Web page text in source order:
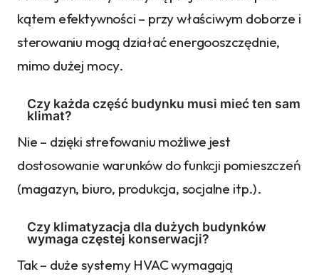
kątem efektywności – przy właściwym doborze i
sterowaniu mogą działać energooszczędnie,
mimo dużej mocy.
Czy każda część budynku musi mieć ten sam
klimat?
Nie – dzięki strefowaniu możliwe jest
dostosowanie warunków do funkcji pomieszczeń
(magazyn, biuro, produkcja, socjalne itp.).
Czy klimatyzacja dla dużych budynków
wymaga częstej konserwacji?
Tak – duże systemy HVAC wymagają